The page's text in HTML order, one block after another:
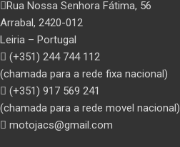
Rua Nossa Senhora Fátima, 56
Arrabal, 2420-012
Leiria – Portugal
(+351) 244 744 112
(chamada para a rede fixa nacional)
(+351) 917 569 241
(chamada para a rede movel nacional)
motojacs@gmail.com